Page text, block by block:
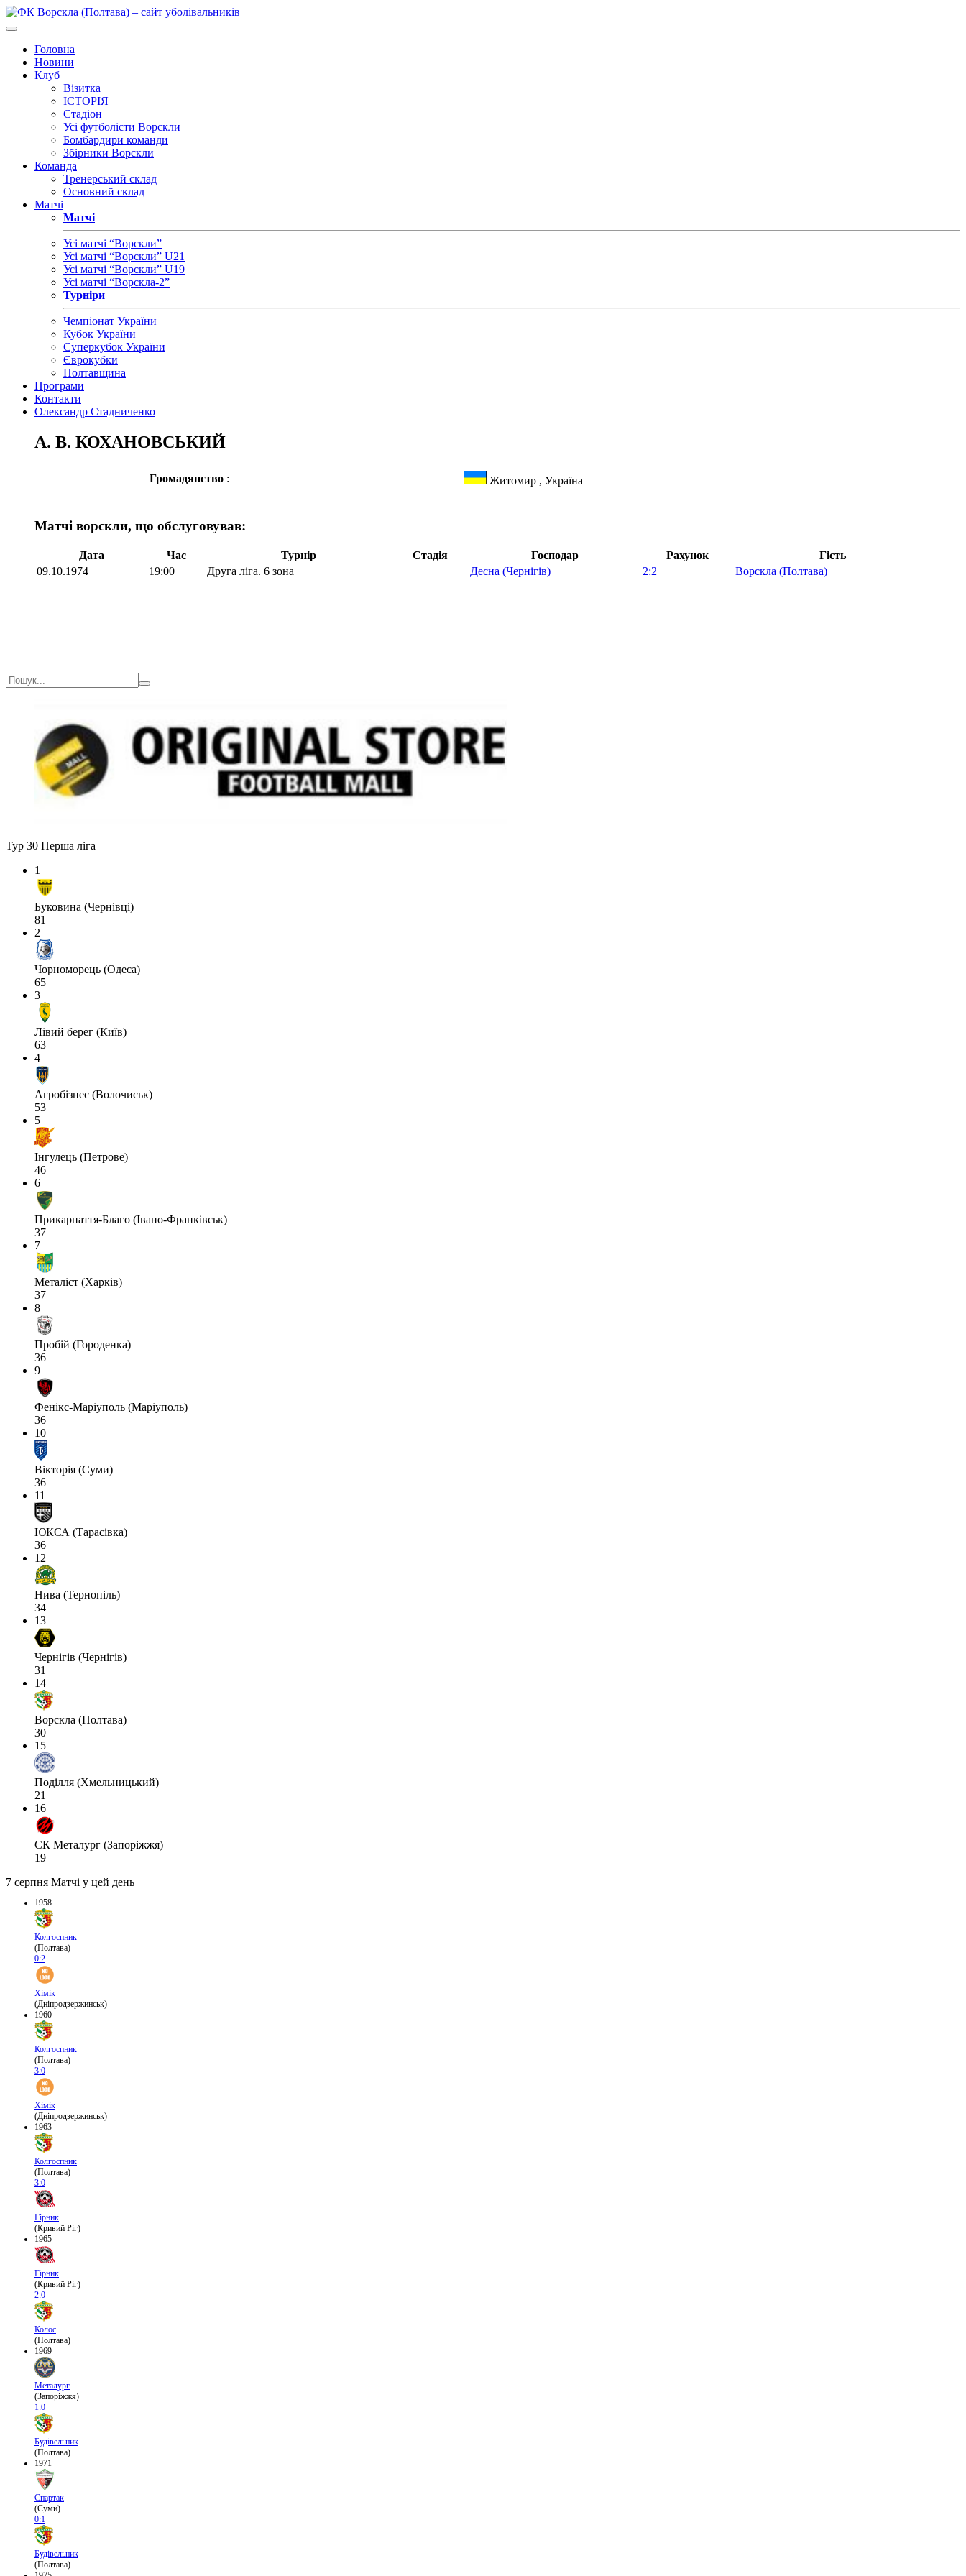
Головна
Новини
Клуб
Візитка
ІСТОРІЯ
Стадіон
Усі футболісти Ворскли
Бомбардири команди
Збірники Ворскли
Команда
Тренерський склад
Основний склад
Матчі
Матчі
Усі матчі “Ворскли”
Усі матчі “Ворскли” U21
Усі матчі “Ворскли” U19
Усі матчі “Ворскла-2”
Турніри
Чемпіонат України
Кубок України
Суперкубок України
Єврокубки
Полтавщина
Програми
Контакти
Олександр Стадниченко
А. В. КОХАНОВСЬКИЙ
Громадянство : Житомир , Україна
Матчі ворскли, що обслуговував:
Дата Час Турнір Стадія Господар Рахунок
Гість
09.10.1974
19:00 Друга ліга. 6 зона Десна (Чернігів) 2:2 Ворскла (Полтава)
Тур 30 Перша ліга
1
Буковина (Чернівці)
81
2
Чорноморець (Одеса)
65
3
Лівий берег (Київ)
63
4
Агробізнес (Волочиськ)
53
5
Інгулець (Петрове)
46
6
Прикарпаття-Благо (Івано-Франківськ)
37
7
Металіст (Харків)
37
8
Пробій (Городенка)
36
9
Фенікс-Маріуполь (Маріуполь)
36
10
Вікторія (Суми)
36
11
ЮКСА (Тарасівка)
36
12
Нива (Тернопіль)
34
13
Чернігів (Чернігів)
31
14
Ворскла (Полтава)
30
15
Поділля (Хмельницький)
21
16
СК Металург (Запоріжжя)
19
7 серпня Матчі у цей день
1958
Колгоспник
(Полтава)
0:2
Хімік
(Дніпродзержинськ)
1960
Колгоспник
(Полтава)
3:0
Хімік
(Дніпродзержинськ)
1963
Колгоспник
(Полтава)
3:0
Гірник
(Кривий Ріг)
1965
Гірник
(Кривий Ріг)
2:0
Колос
(Полтава)
1969
Металург
(Запоріжжя)
1:0
Будівельник
(Полтава)
1971
Спартак
(Суми)
0:1
Будівельник
(Полтава)